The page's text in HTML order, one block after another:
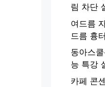
림 차단
여드름
드름 흉
동아스
능 특강
카페 콘